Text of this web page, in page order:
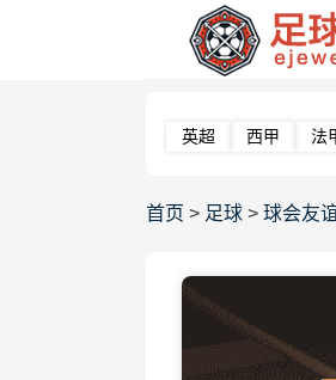
英超 西甲 法
首页 > 足球 > 球会友